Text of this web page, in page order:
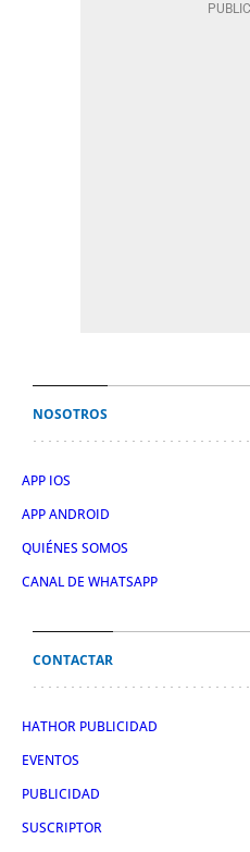
NOSOTROS
APP IOS
APP ANDROID
QUIÉNES SOMOS
CANAL DE WHATSAPP
CONTACTAR
HATHOR PUBLICIDAD
EVENTOS
PUBLICIDAD
SUSCRIPTOR